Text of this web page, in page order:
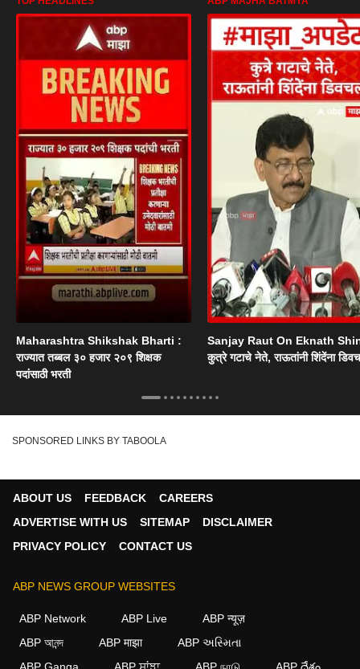
Maharashtra Shikshak Bharti :
राज्यात तब्बल ३० हजार २०९ शिक्षक
पदांसाठी भरती
Sanjay Raut On Eknath
कुत्रे गटाचे नेते, राऊतांनी शिंदेंना
SPONSORED LINKS BY TABOOLA
ABOUT US FEEDBACK
CAREERS
ADVERTISE WITH US
SITEMAP
DISCLAIMER
PRIVACY POLICY
CONTACT US
ABP NEWS GROUP WEBSITES
ABP Network ABP Live
ABP न्यूज़
ABP আনন্দ
ABP माझा
ABP અસ્મિતા